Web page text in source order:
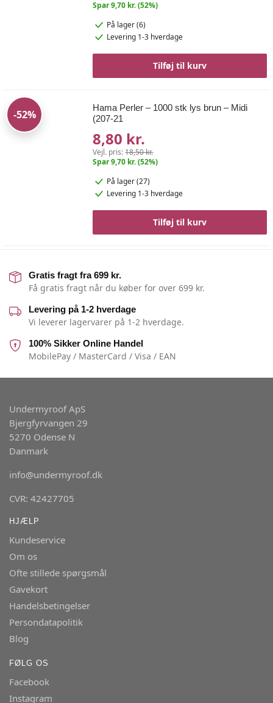
Spar 9,70 kr. (52%)
På lager (6)
Levering 1-3 hverdage
Tilføj til kurv
-52%
Hama Perler – 1000 stk lys brun – Midi
(207-21
8,80 kr.
Vejl. pris:18,50 kr.
Spar 9,70 kr. (52%)
På lager (27)
Levering 1-3 hverdage
Tilføj til kurv
Gratis fragt fra 699 kr.
Få gratis fragt når du køber for over 699 kr.
Levering på 1-2 hverdage
Vi leverer lagervarer på 1-2 hverdage.
100% Sikker Online Handel
MobilePay / MasterCard / Visa / EAN
Undermyroof ApS
Bjergfyrvangen 29
5270 Odense N
Danmark
info@undermyroof.dk
CVR: 42427705
HJÆLP
Kundeservice
Om os
Ofte stillede spørgsmål
Gavekort
Handelsbetingelser
Persondatapolitik
Blog
FØLG OS
Facebook
Instagram